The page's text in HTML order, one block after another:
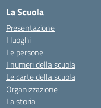
La Scuola
Presentazione
I luoghi
Le persone
I numeri della scuola
Le carte della scuola
Organizzazione
La storia